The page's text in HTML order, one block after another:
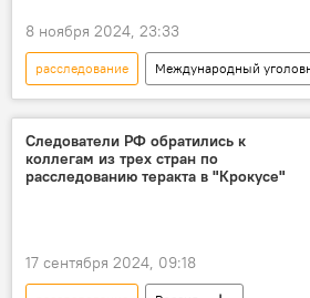
8 ноября 2024, 23:33
расследование
Международный
В мире
Следователи РФ обратились к
коллегам из трех стран по
расследованию теракта в "Крокусе"
17 сентября 2024, 09:18